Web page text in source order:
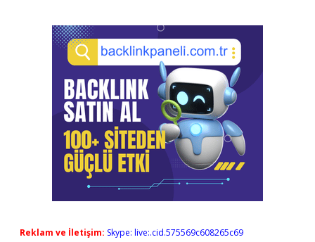
Reklam ve İletişim: Skype: live:.cid.575569c608265c69